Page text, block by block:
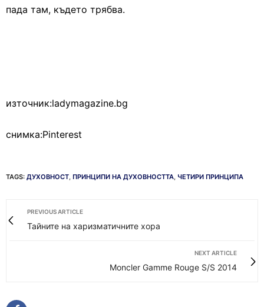
пада там, където трябва.
източник:ladymagazine.bg
снимка:Pinterest
TAGS: ДУХОВНОСТ, ПРИНЦИПИ НА ДУХОВНОСТТА, ЧЕТИРИ ПРИНЦИПА
PREVIOUS ARTICLE
Тайните на харизматичните хора
NEXT ARTICLE
Moncler Gamme Rouge S/S 2014